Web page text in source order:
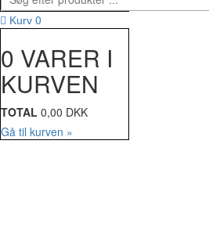
Kurv 0
0 VARER I
KURVEN
TOTAL 0,00 DKK
Gå til kurven »